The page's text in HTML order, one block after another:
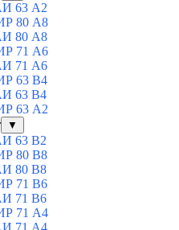
63 A2
80 А8
80 A8
71 А6
71 A6
63 B4
63 B4
63 А2
▼
63 B2
80 B8
80 В8
71 В6
71 B6
71 А4